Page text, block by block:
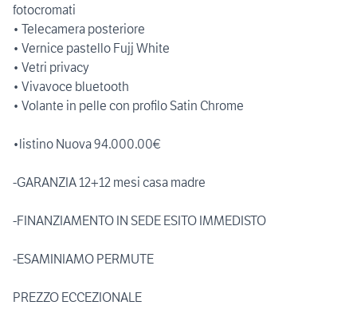
fotocromati
• Telecamera posteriore
• Vernice pastello Fujj White
• Vetri privacy
• Vivavoce bluetooth
• Volante in pelle con profilo Satin Chrome
•listino Nuova 94.000.00€
-GARANZIA 12+12 mesi casa madre
-FINANZIAMENTO IN SEDE ESITO IMMEDISTO
-ESAMINIAMO PERMUTE
PREZZO ECCEZIONALE